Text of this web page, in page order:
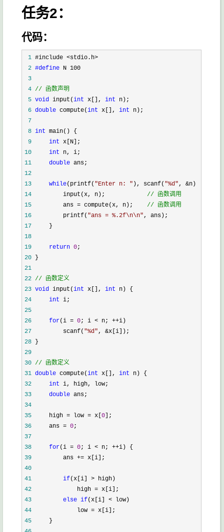
任务2：
代码：
1
2 #define
3
4 // 函数声明
5 void input(int x[], int
6 double compute(int x[], int
7
8 int
9
int
10
int
11
double
12
13
while(printf( "Enter n: " ), scanf( "%d", &n) !=
14
         input(x, n);
// 函数调用
15
         ans = compute(x, n);
// 函数调用
16
         printf(
"ans = %.2f\n\n"
17
18
19
return 0
20
21
22 // 函数定义
23 void input(int x[], int
24
int
25
26
for(i = 0; i < n; ++
27
         scanf(
"%d", &
28
29
30 // 函数定义
31 double compute(int x[], int
32
int
33
double
34
35
     high = low = x[
0
36
     ans =
0
37
38
for(i = 0; i < n; ++
39
         ans +=
40
41
if(x[i] >
42
             high =
43
else if(x[i] <
44
             low =
45